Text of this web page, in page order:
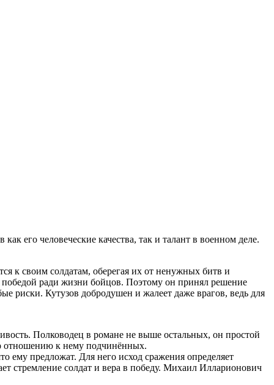
его человеческие качества, так и талант в военном деле.
к своим солдатам, оберегая их от ненужных битв и
победой ради жизни бойцов. Поэтому он принял решение
риски. Кутузов добродушен и жалеет даже врагов, ведь для
Полководец в романе не выше остальных, он простой
отношению к нему подчинённых.
ему предложат. Для него исход сражения определяет
стремление солдат и вера в победу. Михаил Илларионович